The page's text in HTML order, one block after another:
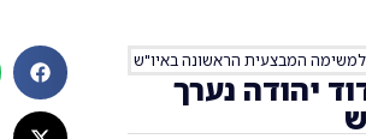
למשימה המבצעית הראשונה באיו"ש
יהודה נערך